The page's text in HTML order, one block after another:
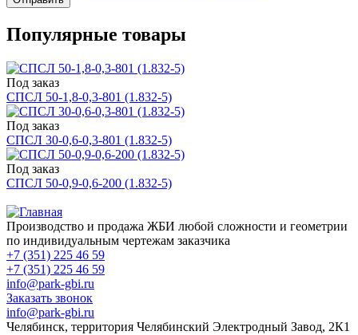
Популярные товары
Под заказ
СПСЛ 50-1,8-0,3-801 (1.832-5)
Под заказ
СПСЛ 30-0,6-0,3-801 (1.832-5)
Под заказ
СПСЛ 50-0,9-0,6-200 (1.832-5)
Производство и продажа ЖБИ любой сложности и геометрии
по индивидуальным чертежам заказчика
+7 (351) 225 46 59
+7 (351) 225 46 59
info@park-gbi.ru
Заказать звонок
info@park-gbi.ru
Челябинск, территория Челябинский Электродный Завод, 2К1